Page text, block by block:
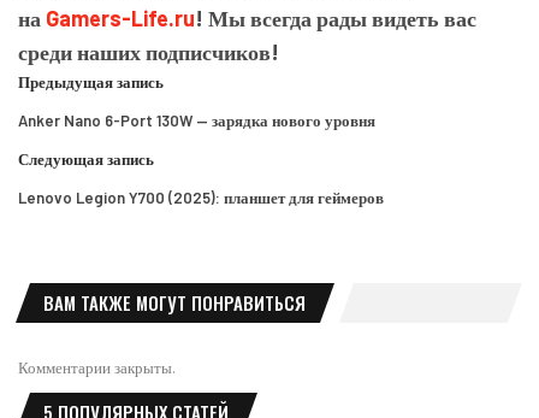
на Gamers-Life.ru! Мы всегда рады видеть вас
среди наших подписчиков!
Предыдущая запись
Anker Nano 6-Port 130W — зарядка нового уровня
Следующая запись
Lenovo Legion Y700 (2025): планшет для геймеров
ВАМ ТАКЖЕ МОГУТ ПОНРАВИТЬСЯ
Комментарии закрыты.
5 ПОПУЛЯРНЫХ СТАТЕЙ